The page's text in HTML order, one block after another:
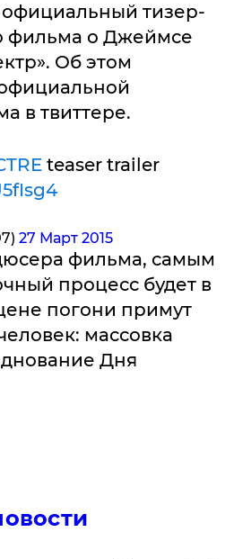
тизер-
фильма о Джеймсе
Об этом
в твиттере.
teaser trailer
27 Март 2015
фильма, самым
процесс будет в
погони примут
массовка
Дня